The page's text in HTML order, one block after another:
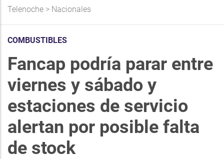
Telenoche > Nacionales
COMBUSTIBLES
Fancap podría parar entre
viernes y sábado y
estaciones de servicio
alertan por posible falta
de stock